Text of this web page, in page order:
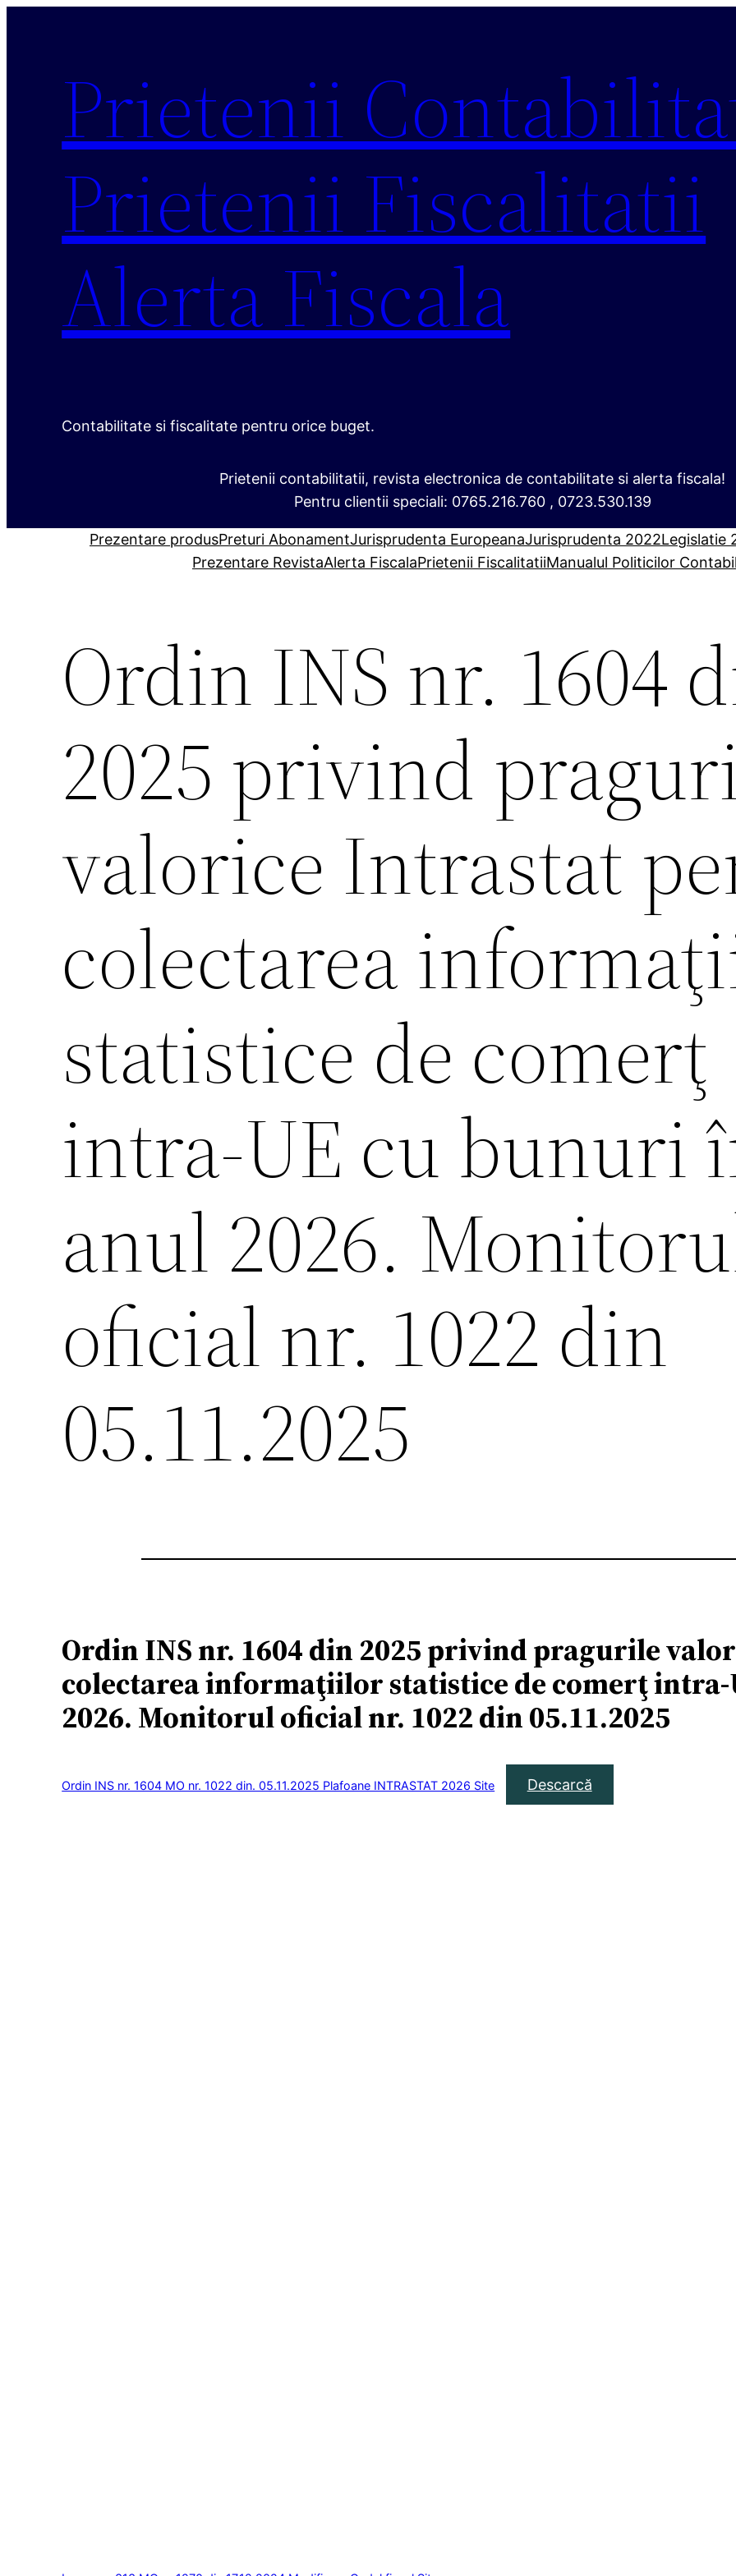
Prietenii
Prietenii Fiscalitatii
Alerta Fiscala
Contabilitate si fiscalitate pentru orice buget.
Prietenii contabilitatii, revista electronica de contabilitate si alerta fiscala!
Pentru clientii speciali: 0765.216.760 , 0723.530.139
Prezentare produsPreturi AbonamentJurisprudenta EuropeanaJurisprudenta 2022Legislatie
Prezentare RevistaAlerta FiscalaPrietenii FiscalitatiiManualul Politicilor
Ordin INS nr. 1604
2025 privind
valorice Intrastat
colectarea
statistice de comerţ
intra-UE cu bunuri
anul 2026.
oficial nr. 1022 din
05.11.2025
Ordin INS nr. 1604 din 2025 privind pragurile
colectarea informaţiilor statistice de comerţ
2026. Monitorul oficial nr. 1022 din 05.11.2025
Ordin INS nr. 1604 MO nr. 1022 din. 05.11.2025 Plafoane INTRASTAT 2026 Site Descarcă